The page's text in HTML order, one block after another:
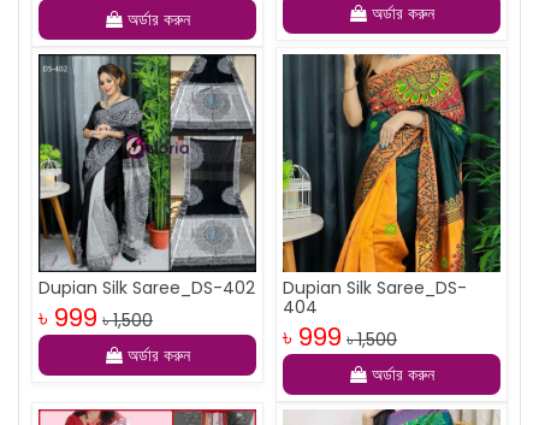
অর্ডার করুন
অর্ডার করুন
Dupian Silk Saree_DS-402
৳ 999 ৳ 1,500
অর্ডার করুন
Dupian Silk Saree_DS-
404
৳ 999 ৳ 1,500
অর্ডার করুন